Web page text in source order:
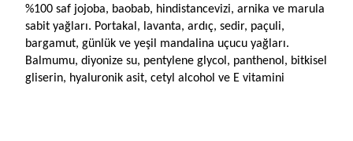
%100 saf jojoba, baobab, hindistancevizi, arnika ve marula
sabit yağları. Portakal, lavanta, ardıç, sedir, paçuli,
bargamut, günlük ve yeşil mandalina uçucu yağları.
Balmumu, diyonize su, pentylene glycol, panthenol, bitkisel
gliserin, hyaluronik asit, cetyl alcohol ve E vitamini